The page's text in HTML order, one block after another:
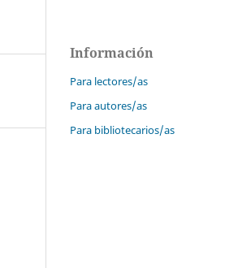
Información
Para lectores/as
Para autores/as
Para bibliotecarios/as